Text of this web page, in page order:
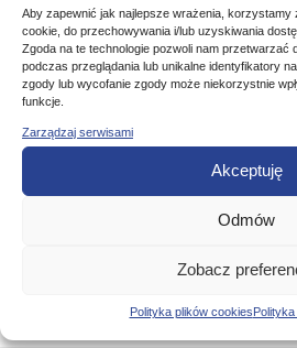
Aby zapewnić jak najlepsze wrażenia, korzystamy
cookie, do przechowywania i/lub uzyskiwania
Zgoda na te technologie pozwoli nam przetwarzać
podczas przeglądania lub unikalne identyfikatory
zgody lub wycofanie zgody może niekorzystnie
funkcje.
Zarządzaj serwisami
Akceptuję
Odmów
Zobacz
Polityka plików cookies
Matrix Siatka Carp
Safe Keepnet 3m
Matrix Siatka Carp Safe
Keepnet 3m Większy
rozmiar jest idealny do
karpiTrwała i bezpieczna
Pierwotna
228,31złAktualna
DODAJ DO